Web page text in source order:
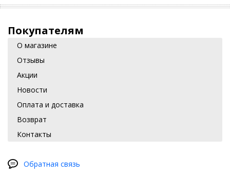
Покупателям
О магазине
Отзывы
Акции
Новости
Оплата и доставка
Возврат
Контакты
Обратная связь